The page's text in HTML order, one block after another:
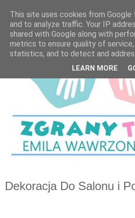
Dekoracja Do Salonu i
This site uses cookies from
and to analyze traffic. Your IP
shared with Google along with
metrics to ensure quality of
statistics, and to detect and
LEARN MORE